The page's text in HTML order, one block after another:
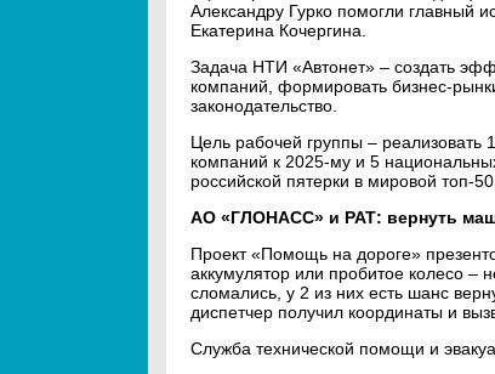
Александру Гурко помогли главный
Екатерина Кочергина.
Задача НТИ «Автонет» – создать
компаний, формировать бизнес-
законодательство.
Цель рабочей группы – реализовать
компаний к 2025-му и 5
российской пятерки в мировой топ-
АО «ГЛОНАСС» и РАТ: вернуть
Проект «Помощь на дороге»
аккумулятор или пробитое колесо –
сломались, у 2 из них есть шанс
диспетчер получил координаты и
Служба технической помощи и